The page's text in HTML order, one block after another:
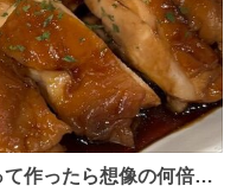
作ったら想像の何倍も